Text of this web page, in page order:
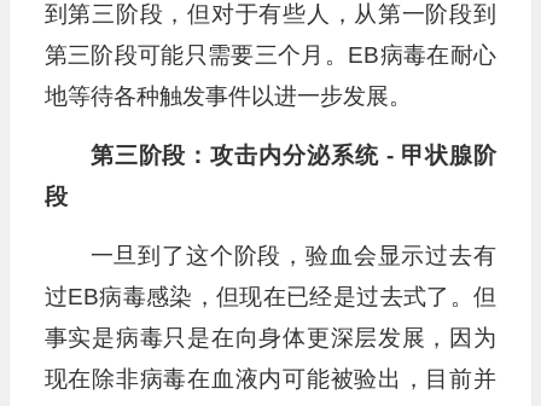
到第三阶段，但对于有些人，从第一阶段到
第三阶段可能只需要三个月。EB病毒在耐心
地等待各种触发事件以进一步发展。
第三阶段：攻击内分泌系统 - 甲状腺阶
段
一旦到了这个阶段，验血会显示过去有
过EB病毒感染，但现在已经是过去式了。但
事实是病毒只是在向身体更深层发展，因为
现在除非病毒在血液内可能被验出，目前并